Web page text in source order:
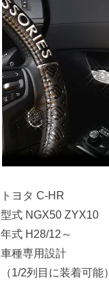
トヨタ C-HR
型式 NGX50 ZYX10
年式 H28/12～
車種専用設計
（1/2列目に装着可能）